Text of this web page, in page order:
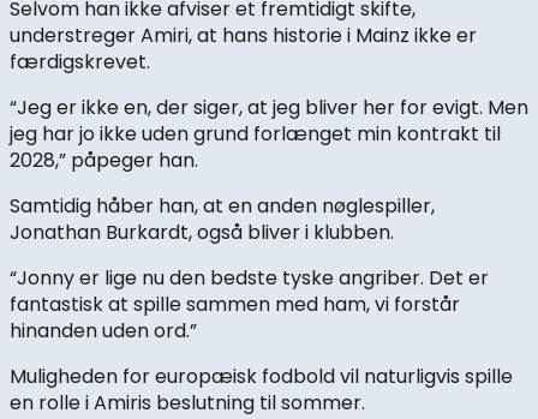
Selvom han ikke afviser et fremtidigt skifte,
understreger Amiri, at hans historie i Mainz ikke er
færdigskrevet.
“Jeg er ikke en, der siger, at jeg bliver her for evigt. Men
jeg har jo ikke uden grund forlænget min kontrakt til
2028,” påpeger han.
Samtidig håber han, at en anden nøglespiller,
Jonathan Burkardt, også bliver i klubben.
“Jonny er lige nu den bedste tyske angriber. Det er
fantastisk at spille sammen med ham, vi forstår
hinanden uden ord.”
Muligheden for europæisk fodbold vil naturligvis spille
en rolle i Amiris beslutning til sommer.